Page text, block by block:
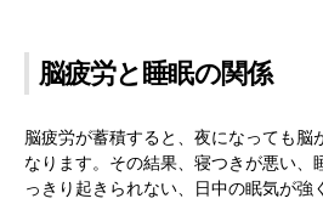
脳疲労と睡眠の関係
脳疲労が蓄積すると、夜になっても脳
なります。その結果、寝つきが悪い、
っきり起きられない、日中の眠気が強